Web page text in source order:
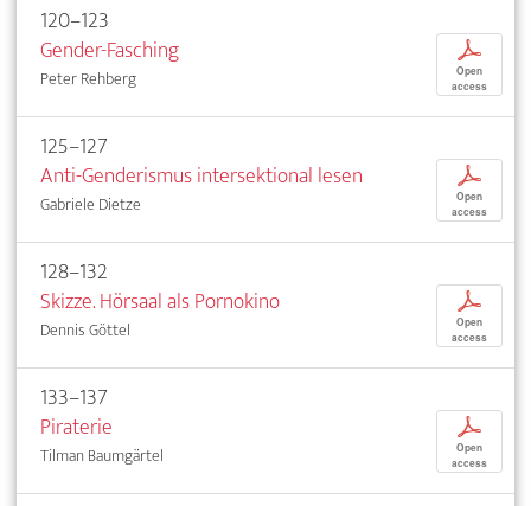
120–123
Gender-Fasching
Peter Rehberg
p
Open
access
125–127
Anti-Genderismus intersektional lesen
Gabriele Dietze
p
Open
access
128–132
Skizze. Hörsaal als Pornokino
Dennis Göttel
p
Open
access
133–137
Piraterie
Tilman Baumgärtel
p
Open
access